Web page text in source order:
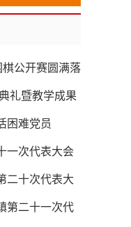
棋公开赛圆满落
礼暨教学成果
困难党员
一次代表大会
二十次代表大
第二十一次代